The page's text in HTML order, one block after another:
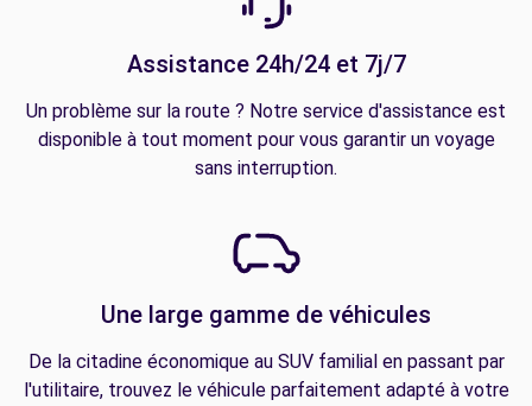
Assistance 24h/24 et 7j/7
Un problème sur la route ? Notre service d'assistance est
disponible à tout moment pour vous garantir un voyage
sans interruption.
Une large gamme de véhicules
De la citadine économique au SUV familial en passant par
l'utilitaire, trouvez le véhicule parfaitement adapté à votre